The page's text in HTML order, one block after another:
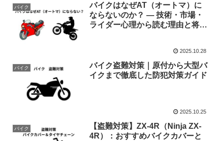
バイク
バイクはなぜAT（オートマ）に
ならないのか？ — 技術・市場・
ライダー心理から読む理由と将来
2025.10.28
バイク
バイク盗難対策｜原付から大型バ
イクまで徹底した防犯対策ガイド
2025.10.25
バイク
【盗難対策】ZX-4R（Ninja ZX-
4R）：おすすめバイクカバーと